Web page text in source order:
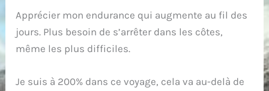
Apprécier mon endurance qui augmente au fil des
jours. Plus besoin de s’arrêter dans les côtes,
même les plus difficiles.
Je suis à 200% dans ce voyage, cela va au-delà de